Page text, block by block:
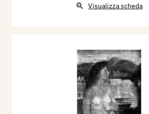
Visualizza scheda